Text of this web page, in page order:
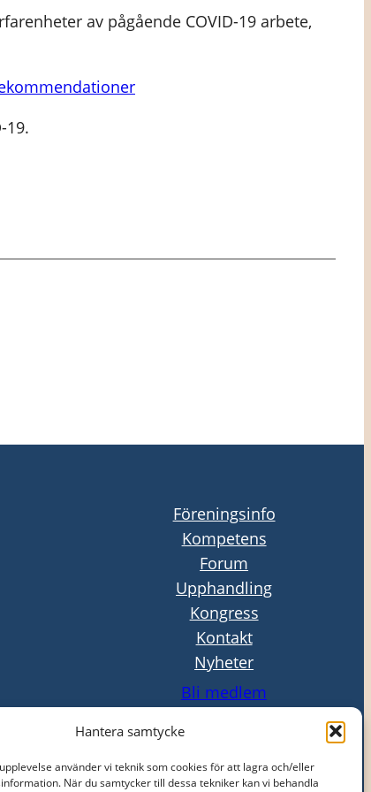
Hantera samtycke
använder vi teknik som cookies för att lagra och/eller
När du samtycker till dessa tekniker kan vi behandla
av pågående COVID-19 arbete,
19.
Föreningsinfo
Kompetens
Forum
Upphandling
Kongress
Kontakt
Nyheter
Bli medlem